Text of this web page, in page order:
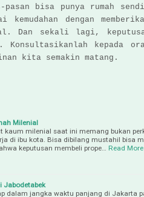
bisa punya rumah
kemudahan dengan
Dan sekali lagi,
kepada
kita semakin matang.
Milenial
kaum milenial saat ini memang bukan
di ibu kota. Bisa dibilang mustahil bisa
keputusan membeli prope…
Read More
Jabodetabek
dalam jangka waktu panjang di Jakarta